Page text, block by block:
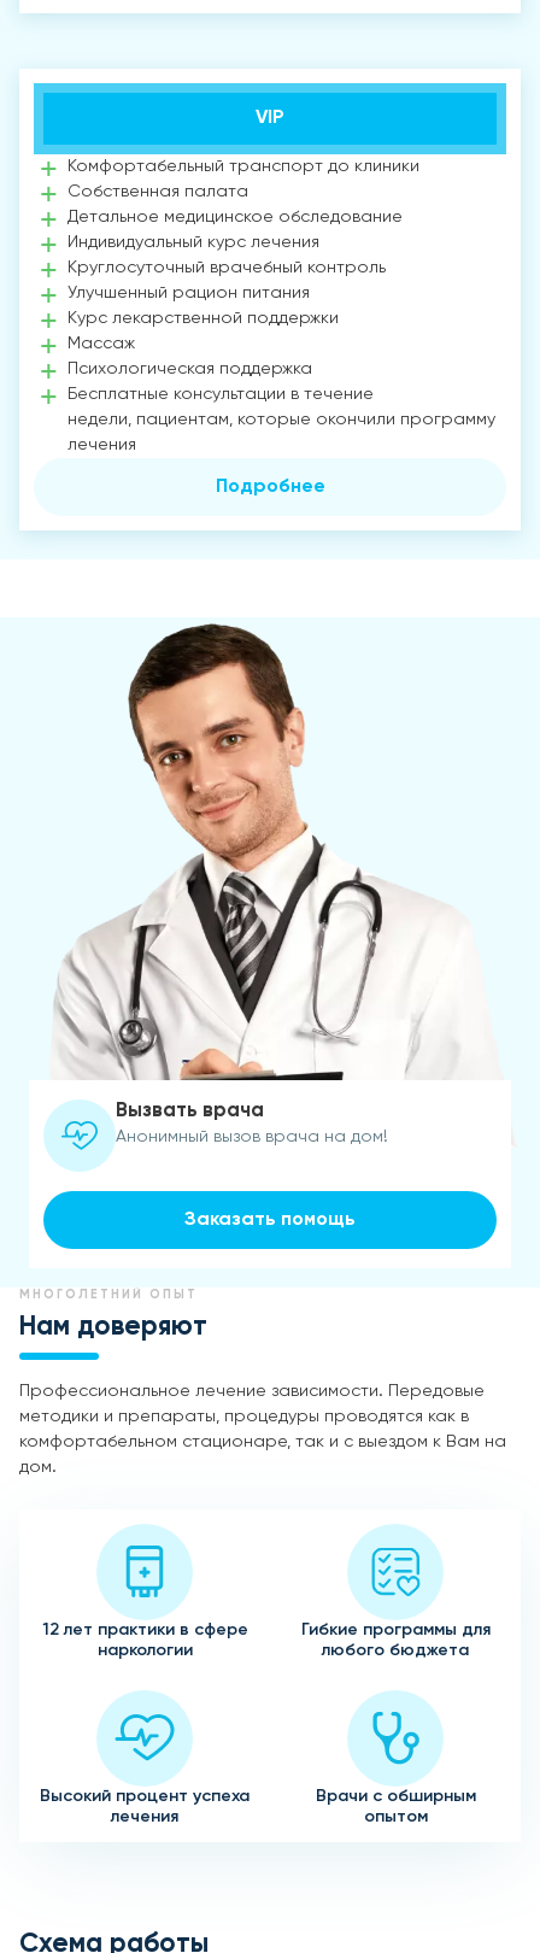
VIP
Комфортабельный транспорт до клиники
Собственная палата
Детальное медицинское обследование
Индивидуальный курс лечения
Круглосуточный врачебный контроль
Улучшенный рацион питания
Курс лекарственной поддержки
Массаж
Психологическая поддержка
Бесплатные консультации в течение
недели, пациентам, которые окончили программу
лечения
Подробнее
Вызвать врача
Анонимный вызов врача на дом!
Заказать помощь
МНОГОЛЕТНИЙ ОПЫТ
Нам доверяют
Профессиональное лечение зависимости. Передовые
методики и препараты, процедуры проводятся как в
комфортабельном стационаре, так и с выездом к Вам на
дом.
12 лет практики в сфере
наркологии
Гибкие программы для
любого бюджета
Высокий процент успеха
лечения
Врачи с обширным
опытом
Схема работы